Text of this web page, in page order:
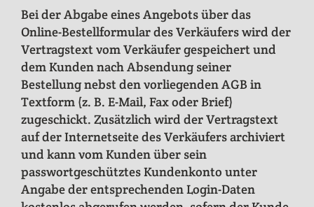
Bei der Abgabe eines Angebots über das
Online-Bestellformular des Verkäufers wird der
Vertragstext vom Verkäufer gespeichert und
dem Kunden nach Absendung seiner
Bestellung nebst den vorliegenden AGB in
Textform (z. B. E-Mail, Fax oder Brief)
zugeschickt. Zusätzlich wird der Vertragstext
auf der Internetseite des Verkäufers archiviert
und kann vom Kunden über sein
passwortgeschütztes Kundenkonto unter
Angabe der entsprechenden Login-Daten